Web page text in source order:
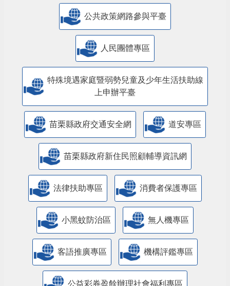
公共政策網路參與平臺
人民團體專區
特殊境遇家庭暨弱勢兒童及少年生活扶助線
上申辦平臺
苗栗縣政府交通安全網 道安專區
苗栗縣政府新住民照顧輔導資訊網
法律扶助專區 消費者保護專區
小黑蚊防治區 無人機專區
客語推廣專區 機構評鑑專區
公益彩券盈餘辦理社會福利專區